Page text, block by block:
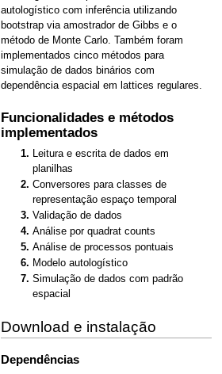
autologístico com inferência utilizando
bootstrap via amostrador de Gibbs e o
método de Monte Carlo. Também foram
implementados cinco métodos para
simulação de dados binários com
dependência espacial em lattices regulares.
Funcionalidades e métodos
implementados
Leitura e escrita de dados em
planilhas
Conversores para classes de
representação espaço temporal
Validação de dados
Análise por quadrat counts
Análise de processos pontuais
Modelo autologístico
Simulação de dados com padrão
espacial
Download e instalação
Dependências